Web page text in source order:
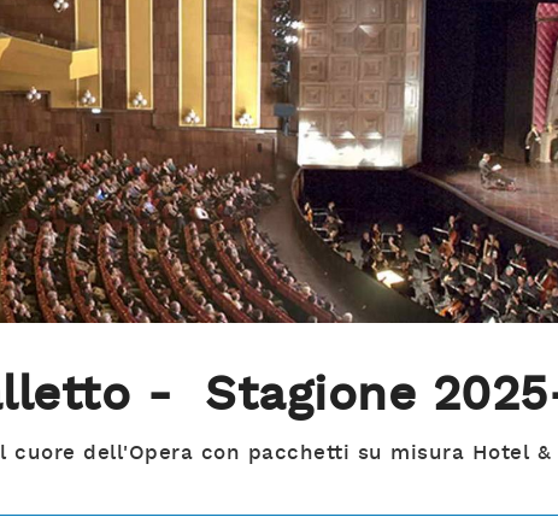
- Stagione
dell'Opera con pacchetti su misura Hotel &